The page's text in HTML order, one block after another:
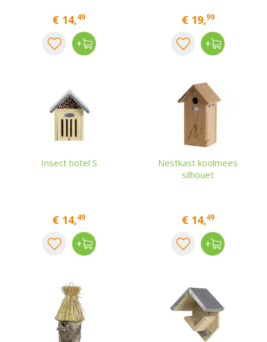
€ 14,49 € 19,99
Insect hotel S
€ 14,49
Nestkast koolmees
silhouet
€ 14,49